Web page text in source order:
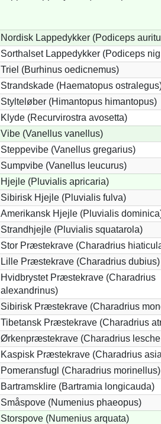
Nordisk Lappedykker (Podiceps
Sorthalset Lappedykker (Podiceps
Triel (Burhinus oedicnemus)
Strandskade (Haematopus
Stylteløber (Himantopus himantopus)
Klyde (Recurvirostra avosetta)
Vibe (Vanellus vanellus)
Steppevibe (Vanellus gregarius)
Sumpvibe (Vanellus leucurus)
Hjejle (Pluvialis apricaria)
Sibirisk Hjejle (Pluvialis fulva)
Amerikansk Hjejle (Pluvialis
Strandhjejle (Pluvialis squatarola)
Stor Præstekrave (Charadrius
Lille Præstekrave (Charadrius dubius)
Hvidbrystet Præstekrave (Charadrius
alexandrinus)
Sibirisk Præstekrave (Charadrius
Tibetansk Præstekrave (Charadrius
Ørkenpræstekrave (Charadrius
Kaspisk Præstekrave (Charadrius
Pomeransfugl (Charadrius morinellus)
Bartramsklire (Bartramia longicauda)
Småspove (Numenius phaeopus)
Storspove (Numenius arquata)